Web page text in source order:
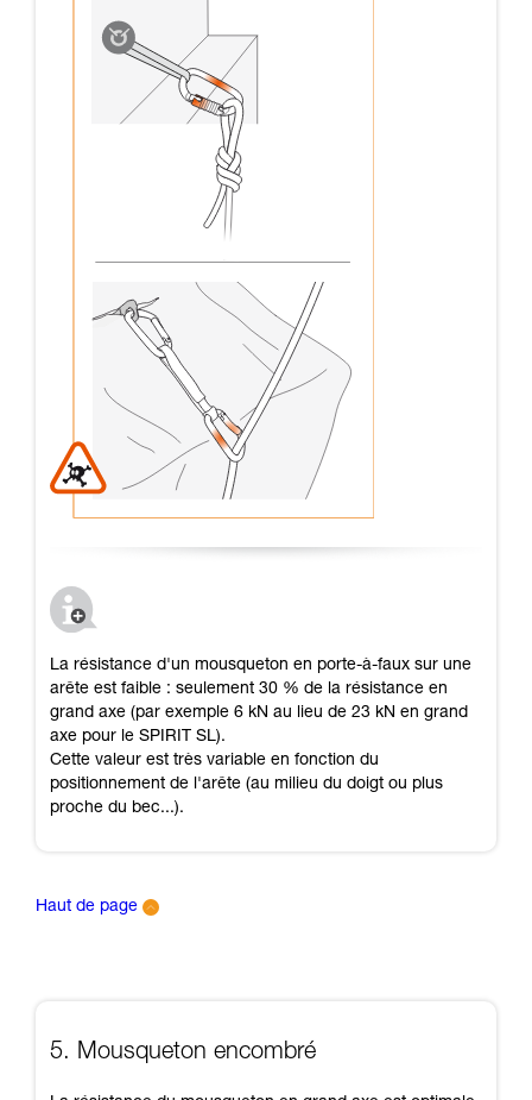
La résistance d'un mousqueton en porte-à-faux sur une
arête est faible : seulement 30 % de la résistance en
grand axe (par exemple 6 kN au lieu de 23 kN en grand
axe pour le SPIRIT SL).
Cette valeur est très variable en fonction du
positionnement de l'arête (au milieu du doigt ou plus
proche du bec...).
Haut de page
5. Mousqueton encombré